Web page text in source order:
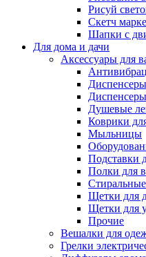
Рисуй
Скетч
Шапки с
Для дома и дачи
Аксессуары для
Душевые
Коврики
Мыльницы
Подставки
Полки для
Щетки для
Щетки для
Прочие
Вешалки для
Грелки